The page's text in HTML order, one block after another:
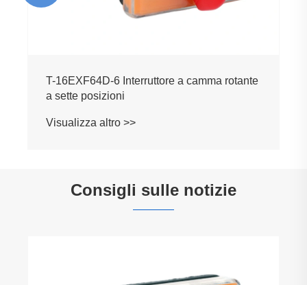
T-16EXF64D-6 Interruttore a camma rotante
a sette posizioni
Visualizza altro >>
Consigli sulle notizie